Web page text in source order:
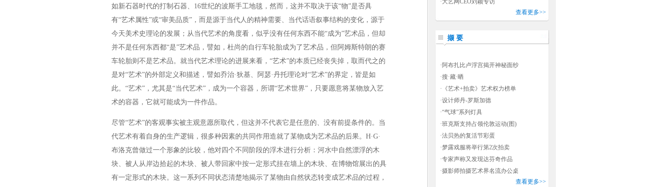
如新石器时代的打制石器、16世纪的波斯手工地毯，然而，这并不取决于该“物”是否具
有“艺术属性”或“审美品质”，而是源于当代人的精神需要、当代话语叙事结构的变化，源于
今天美术史理论的发展；从当代艺术的角度看，似乎没有任何东西不能“成为”艺术品，但却
并不是任何东西都“是”艺术品，譬如，杜尚的自行车轮胎成为了艺术品，但阿姆斯特朗的赛
车轮胎则不是艺术品。就当代艺术理论的进展来看，“艺术”的本质已经丧失掉，取而代之的
是对“艺术”的外部定义和描述，譬如乔治·狄基、阿瑟·丹托理论对“艺术”的界定，皆是如
此。“艺术”，尤其是“当代艺术”，成为一个容器，所谓“艺术世界”，只要愿意将某物放入艺
术的容器，它就可能成为一件作品。
尽管“艺术”的客观事实被主观意愿所取代，但这并不代表它是任意的、没有前提条件的。当
代艺术有着自身的生产逻辑，很多种因素的共同作用造就了某物成为艺术品的后果。H·G·
布洛克曾做过一个形象的比较，他对四个不同阶段的浮木进行分析：河水中自然漂浮的木
块、被人从岸边拾起的木块、被人带回家中按一定形式挂在墙上的木块、在博物馆展出的具
有一定形式的木块。这一系列不同状态清楚地揭示了某物由自然状态转变成艺术品的过程，
·大艺网CEO刘颖专访
查看更多>>
撷 要
·阿布扎比卢浮宫揭开神秘面纱
·搜·藏·晒
· 《艺术+拍卖》艺术权力榜单
·设计师丹-罗斯加德
·“气球”系列灯具
·班克斯支持占领伦敦运动(图)
·法贝热的复活节彩蛋
·梦露戏服将举行第2次拍卖
·专家声称又发现达芬奇作品
·摄影师拍摄艺术界名流办公桌
查看更多>>